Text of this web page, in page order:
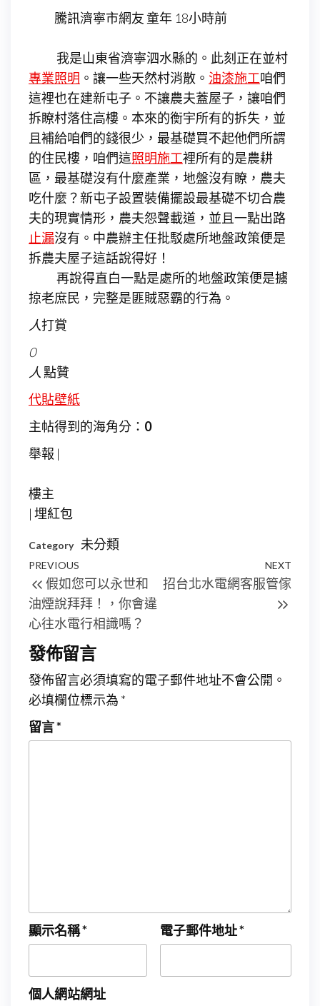
騰訊濟寧市網友 童年 18小時前
我是山東省濟寧泗水縣的。此刻正在並村
專業照明 。讓一些天然村消散。 油漆施工咱們
這裡也在建新屯子。不讓農夫蓋屋子，讓咱們
拆瞭村落住高樓。本來的衡宇所有的拆失，並
且補給咱們的錢很少，最基礎買不起他們所謂
的住民樓，咱們這照明施工裡所有的是農耕
區，最基礎沒有什麼產業，地盤沒有瞭，農夫
吃什麼？新屯子設置裝備擺設最基礎不切合農
夫的現實情形，農夫怨聲載道，並且一點出路
止漏沒有。中農辦主任批駁處所地盤政策便是
拆農夫屋子這話說得好！
再說得直白一點是處所的地盤政策便是擄
掠老庶民，完整是匪賊惡霸的行為。
人打賞
0
人 點贊
代貼壁紙
主帖得到的海角分： 0
舉報 |
樓主
| 埋紅包
Category 未分類
文
章
導
覽
Previous
Post
PREVIOUS
假如您可以永世和
油煙說拜拜！，你會違
心往水電行相識嗎？
Post
NEXT
招台北水電網客服管傢
發佈留言
發佈留言必須填寫的電子郵件地址不會公開。
必填欄位標示為 *
留言*
顯示名稱* 電子郵件地址*
個人網站網址